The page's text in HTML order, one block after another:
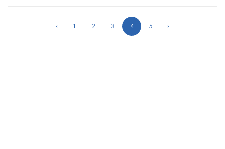
‹ 1 2 3 4 5 ›